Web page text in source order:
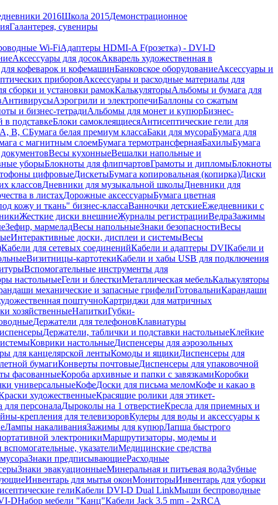
2016Школа 2015Демонстрационное
Галантерея, сувениры
Wi-FiАдаптеры HDMI-A F(розетка) - DVI-D
Аксессуары для досокАкварель художественная в
кофеварок и кофемашинБанковское оборудованиеАксессуары и
приборовАксессуары и расходные материалы для
сборки и установки рамокКалькуляторыАльбомы и бумага для
АнтивирусыАэрогрили и электропечиБаллоны со сжатым
и бизнес-тетрадиАльбомы для монет и купюрБизнес-
в подставкеБлоки самоклеящиесяАнтисептические гели для
А, В, СБумага белая премиум классаБаки для мусораБумага для
с магнитным слоемБумага термотрансфернаяБахилыБумага
Весы кухонныеВешалки напольные и
уборыБлокноты для флипчартовГрамоты и дипломыБлокноты
цифровыеДискетыБумага копировальная (копирка)Диски
классовДневники для музыкальной школыДневники для
в листахДорожные аксессуарыБумага цветная
кожу и ткань" бизнес-классаВанночки детскиеЕжедневники с
Жесткие диски внешниеЖурналы регистрацииВедраЗажимы
Зефир, мармеладВесы напольныеЗнаки безопасностиВесы
Интерактивные доски, дисплеи и системыВесы
Кабели для сетевых соединенийКабели и адаптеры DVIКабели и
Визитницы-картотекиКабели и хабы USB для подключения
Вспомогательные инструменты для
настольныеГели и блесткиМеталлическая мебельКалькуляторы
механические и запасные грифелиГотовальниКарандаши
поштучноКартриджи для матричных
хозяйственныеНапиткиГубки-
Держатели для телефоновКлавиатуры
Держатели, таблички и подставки настольныеКлейкие
Коврики настольныеДиспенсеры для аэрозольных
для канцелярской лентыКомоды и ящикиДиспенсеры для
бумагиКонверты почтовыеДиспенсеры для упаковочной
фасованныеКороба архивные и папки с завязкамиКоробки
универсальныеКофеДоски для письма меломКофе и какао в
художественныеКрасящие ролики для этикет-
для персоналаДыроколы на 1 отверстиеКресла для приемных и
крепления для телевизоровКулеры для воды и аксессуары к
Лампы накаливанияЗажимы для купюрЛапша быстрого
электроникиМаршрутизаторы, модемы и
вспомогательные, указателиМедицинские средства
Знаки предписывающиеРасходные
Знаки эвакуационныеМинеральная и питьевая водаЗубные
Инвентарь для мытья оконМониторыИнвентарь для уборки
гелиКабели DVI-D Dual LinkМыши беспроводные
DНабор мебели "Канц"Кабели Jack 3.5 mm - 2xRCA